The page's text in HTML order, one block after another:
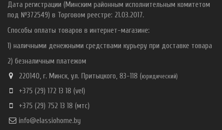
Дата регистрации (Минским районным исполнительным комитетом
под №372549) в Торговом реестре: 21.03.2017.
Способы оплаты товаров в интернет-магазине:
1) наличными денежными средствами курьеру при доставке товара
2) безналичным платежом
220140, г. Минск, ул. Притыцкого, 83-118 (юридический)
+375 (29) 172 13 18 (vel)
+375 (29) 752 13 18 (мтс)
info@elassiohome.by